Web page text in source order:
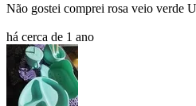
Não gostei comprei rosa veio verde
há cerca de 1 ano